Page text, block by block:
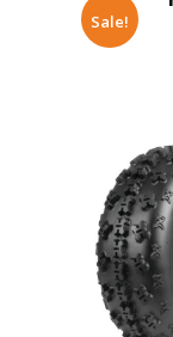
Sale!